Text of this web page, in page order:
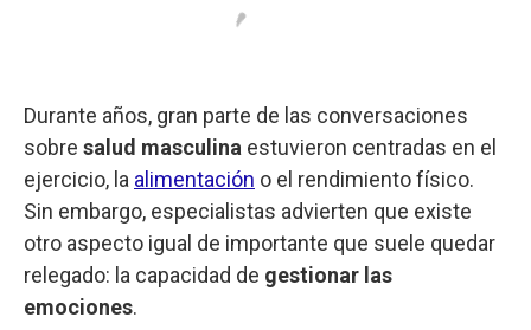
Durante años, gran parte de las conversaciones
sobre salud masculina estuvieron centradas en el
ejercicio, la alimentación o el rendimiento físico.
Sin embargo, especialistas advierten que existe
otro aspecto igual de importante que suele quedar
relegado: la capacidad de gestionar las
emociones.